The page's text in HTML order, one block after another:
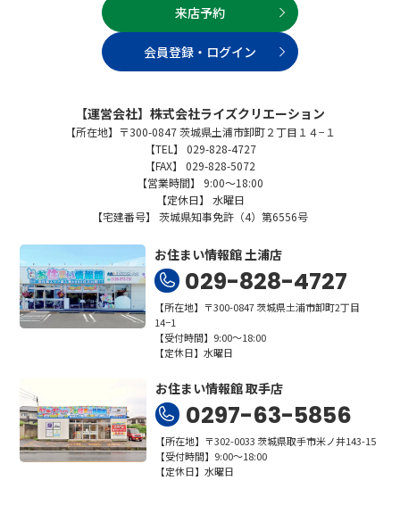
来店予約
会員登録・ログイン
【運営会社】株式会社ライズクリエーション
【所在地】〒300-0847 茨城県土浦市卸町２丁目１４−１
【TEL】 029-828-4727
【FAX】 029-828-5072
【営業時間】 9:00～18:00
【定休日】 水曜日
【宅建番号】 茨城県知事免許（4）第6556号
お住まい情報館 土浦店
029-828-4727
【所在地】〒300-0847 茨城県土浦市卸町2丁目
14−1
【受付時間】9:00～18:00
【定休日】水曜日
お住まい情報館 取手店
0297-63-5856
【所在地】〒302-0033 茨城県取手市米ノ井143-15
【受付時間】9:00～18:00
【定休日】水曜日